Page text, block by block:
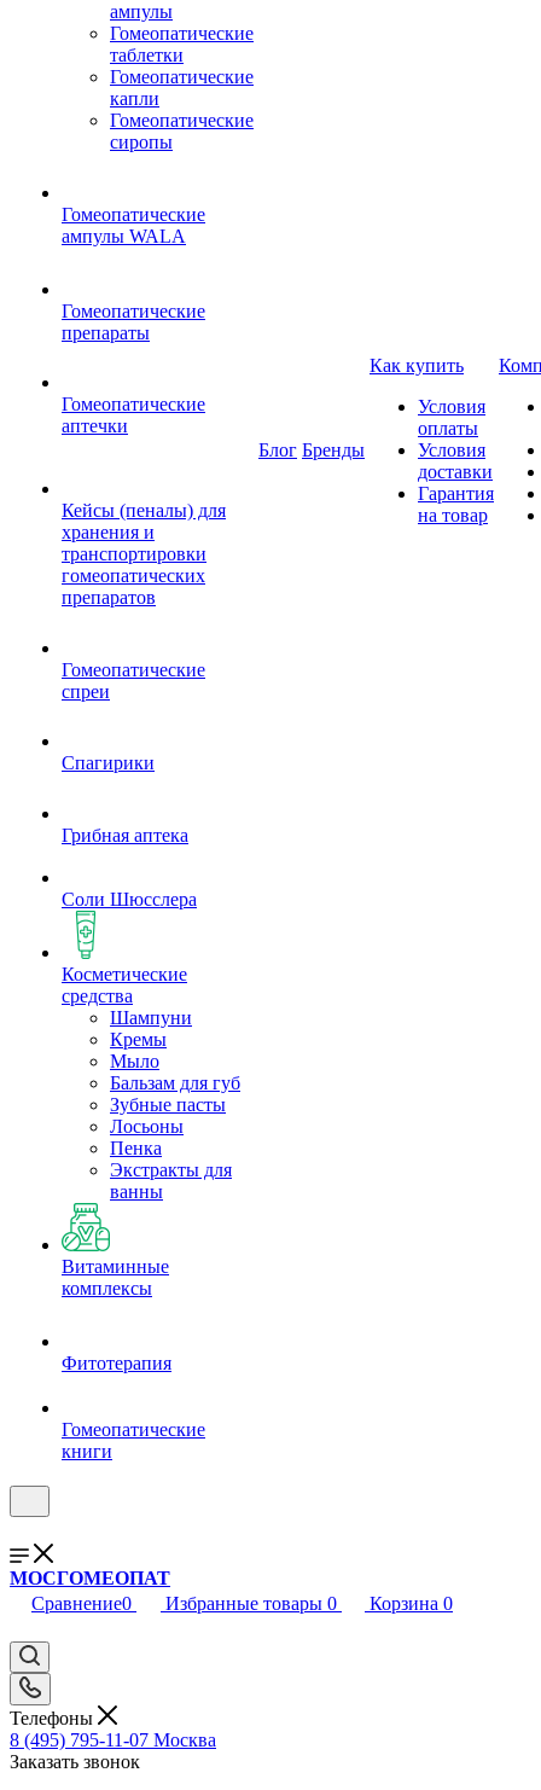
ампулы
Гомеопатические
таблетки
Гомеопатические
капли
Гомеопатические
сиропы
Гомеопатические
ампулы WALA
Гомеопатические
препараты
Гомеопатические
аптечки
Кейсы (пеналы) для
хранения и
транспортировки
гомеопатических
препаратов
Гомеопатические
спреи
Спагирики
Грибная аптека
Соли Шюсслера
Косметические
средства
Шампуни
Кремы
Мыло
Бальзам для губ
Зубные пасты
Лосьоны
Пенка
Экстракты для
ванны
Витаминные
комплексы
Фитотерапия
Гомеопатические
книги
Блог Бренды
Как купить
Условия
оплаты
Условия
доставки
Гарантия
на товар
МОСГОМЕОПАТ
Сравнение0 Избранные товары 0 Корзина 0
Телефоны
8 (495) 795-11-07 Москва
Заказать звонок